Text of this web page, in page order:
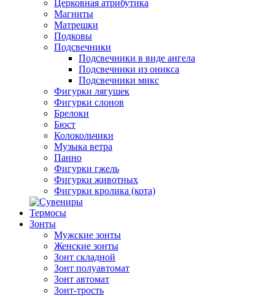
Церковная атрибутика
Магниты
Матрешки
Подковы
Подсвечники
Подсвечники в виде ангела
Подсвечники из оникса
Подсвечники микс
Фигурки лягушек
Фигурки слонов
Брелоки
Бюст
Колокольчики
Музыка ветра
Панно
Фигурки гжель
Фигурки животных
Фигурки кролика (кота)
Термосы
Зонты
Мужские зонты
Женские зонты
Зонт складной
Зонт полуавтомат
Зонт автомат
Зонт-трость